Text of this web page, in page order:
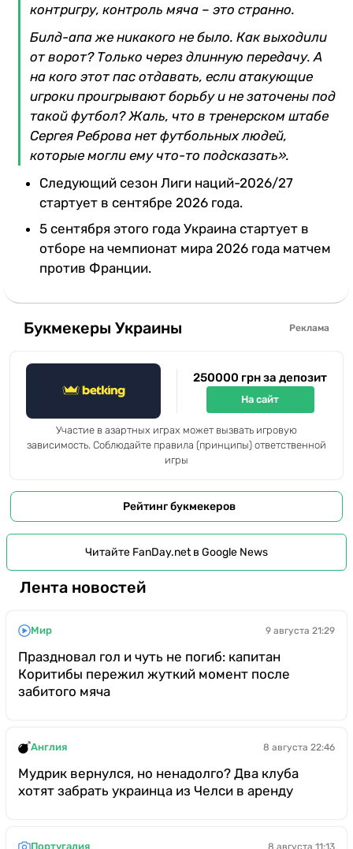
контригру, контроль мяча – это странно.
Билд-апа же никакого не было. Как выходили
от ворот? Только через длинную передачу. А
на кого этот пас отдавать, если атакующие
игроки проигрывают борьбу и не заточены под
такой футбол? Жаль, что в тренерском штабе
Сергея Реброва нет футбольных людей,
которые могли ему что-то подсказать».
Следующий сезон Лиги наций-2026/27
стартует в сентябре 2026 года.
5 сентября этого года Украина стартует в
отборе на чемпионат мира 2026 года матчем
против Франции.
Букмекеры Украины Реклама
250000 грн за депозит
На сайт
Участие в азартных играх может вызвать игровую
зависимость. Соблюдайте правила (принципы) ответственной
игры
Рейтинг букмекеров
Читайте FanDay.net в Google News
Лента новостей
Мир 9 августа 21:29
Праздновал гол и чуть не погиб: капитан
Коритибы пережил жуткий момент после
забитого мяча
Англия 8 августа 22:46
Мудрик вернулся, но ненадолго? Два клуба
хотят забрать украинца из Челси в аренду
Португалия 8 августа 11:13